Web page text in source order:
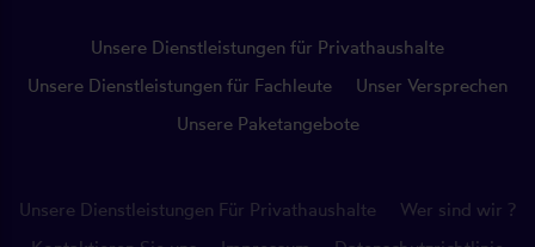
Unsere Dienstleistungen für Privathaushalte
Unsere Dienstleistungen für Fachleute
Unser Versprechen
Unsere Paketangebote
Unsere Dienstleistungen Für Privathaushalte
Wer sind wir ?